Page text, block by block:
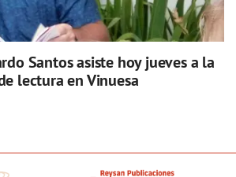
Santos asiste hoy jueves a la
lectura en Vinuesa